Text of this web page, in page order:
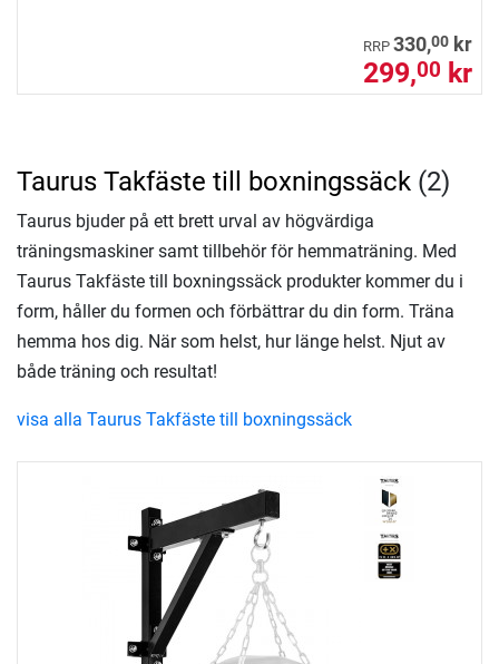
RRP 330,00 kr
299,00 kr
Taurus Takfäste till boxningssäck (2)
Taurus bjuder på ett brett urval av högvärdiga
träningsmaskiner samt tillbehör för hemmaträning. Med
Taurus Takfäste till boxningssäck produkter kommer du i
form, håller du formen och förbättrar du din form. Träna
hemma hos dig. När som helst, hur länge helst. Njut av
både träning och resultat!
visa alla Taurus Takfäste till boxningssäck